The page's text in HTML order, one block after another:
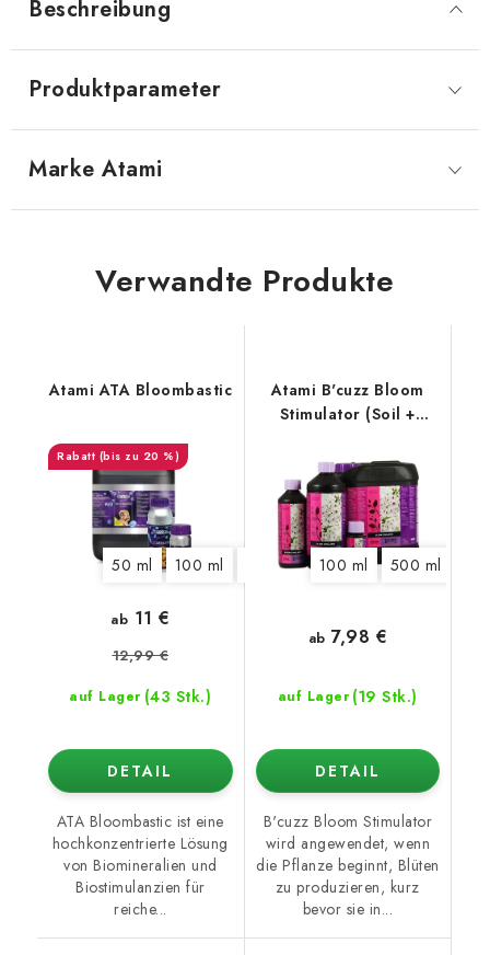
Beschreibung
Produktparameter
Marke Atami
Verwandte Produkte
Atami ATA Bloombastic
(bis zu 20 %)
50 ml 100 ml 325 ml 1250 ml 5,5 l
auf Lager (43 Stk.)
ab 11 €
12,99 €
DETAIL
ATA Bloombastic ist eine
hochkonzentrierte Lösung
von Biomineralien und
Biostimulanzien für
reiche...
Atami B'cuzz Bloom
Stimulator (Soil +
100 ml 500 ml
auf Lager (19 Stk.)
ab 7,98 €
DETAIL
B'cuzz Bloom Stimulator
wird angewendet, wenn
die Pflanze beginnt, Blüten
zu produzieren, kurz
bevor sie in...